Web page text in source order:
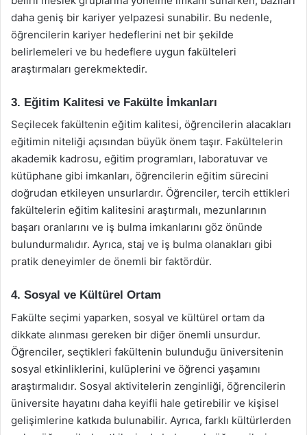
daha geniş bir kariyer yelpazesi sunabilir. Bu nedenle,
öğrencilerin kariyer hedeflerini net bir şekilde
belirlemeleri ve bu hedeflere uygun fakülteleri
araştırmaları gerekmektedir.
3. Eğitim Kalitesi ve Fakülte İmkanları
Seçilecek fakültenin eğitim kalitesi, öğrencilerin alacakları
eğitimin niteliği açısından büyük önem taşır. Fakültelerin
akademik kadrosu, eğitim programları, laboratuvar ve
kütüphane gibi imkanları, öğrencilerin eğitim sürecini
doğrudan etkileyen unsurlardır. Öğrenciler, tercih ettikleri
fakültelerin eğitim kalitesini araştırmalı, mezunlarının
başarı oranlarını ve iş bulma imkanlarını göz önünde
bulundurmalıdır. Ayrıca, staj ve iş bulma olanakları gibi
pratik deneyimler de önemli bir faktördür.
4. Sosyal ve Kültürel Ortam
Fakülte seçimi yaparken, sosyal ve kültürel ortam da
dikkate alınması gereken bir diğer önemli unsurdur.
Öğrenciler, seçtikleri fakültenin bulunduğu üniversitenin
sosyal etkinliklerini, kulüplerini ve öğrenci yaşamını
araştırmalıdır. Sosyal aktivitelerin zenginliği, öğrencilerin
üniversite hayatını daha keyifli hale getirebilir ve kişisel
gelişimlerine katkıda bulunabilir. Ayrıca, farklı kültürlerden